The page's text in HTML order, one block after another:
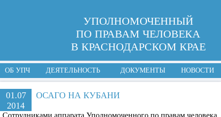
УПОЛНОМОЧЕННЫЙ
ПО ПРАВАМ ЧЕЛОВЕКА
В КРАСНОДАРСКОМ КРАЕ
ОБ УПЧ ДЕЯТЕЛЬНОСТЬ ДОКУМЕНТЫ НОВОСТИ
01.07
2014
ОСАГО НА КУБАНИ
Сотрудниками аппарата Уполномоченного по правам человека